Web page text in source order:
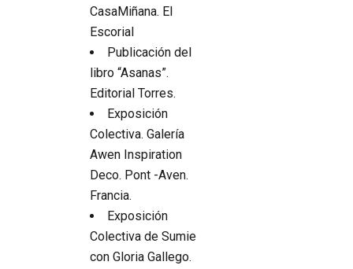
CasaMiñana. El
Escorial
Publicación del
libro “Asanas”.
Editorial Torres.
Exposición
Colectiva. Galería
Awen Inspiration
Deco. Pont -Aven.
Francia.
Exposición
Colectiva de Sumie
con Gloria Gallego.